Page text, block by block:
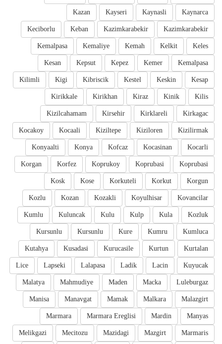
Kaynarca
Kaynasli
Kayseri
Kazan
Kazimkarabekir
Kazimkarabekir
Keban
Keciborlu
Keles
Kelkit
Kemah
Kemaliye
Kemalpasa
Kemalpasa
Kemer
Kepez
Kepsut
Kesan
Kesap
Keskin
Kestel
Kibriscik
Kigi
Kilimli
Kilis
Kinik
Kiraz
Kirikhan
Kirikkale
Kirkagac
Kirklareli
Kirsehir
Kizilcahamam
Kizilirmak
Kiziloren
Kiziltepe
Kocaali
Kocakoy
Kocarli
Kocasinan
Kofcaz
Konya
Konyaalti
Koprubasi
Koprubasi
Koprukoy
Korfez
Korgan
Korgun
Korkut
Korkuteli
Kose
Kosk
Kovancilar
Koyulhisar
Kozakli
Kozan
Kozlu
Kozluk
Kula
Kulp
Kulu
Kuluncak
Kumlu
Kumluca
Kumru
Kure
Kursunlu
Kursunlu
Kurtalan
Kurtun
Kurucasile
Kusadasi
Kutahya
Kuyucak
Lacin
Ladik
Lalapasa
Lapseki
Lice
Luleburgaz
Macka
Maden
Mahmudiye
Malatya
Malazgirt
Malkara
Mamak
Manavgat
Manisa
Manyas
Mardin
Marmara Ereglisi
Marmara
Marmaris
Mazgirt
Mazidagi
Mecitozu
Melikgazi